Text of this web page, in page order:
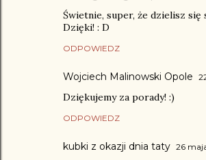
Świetnie, super, że dzielisz się
Dzięki! : D
ODPOWIEDZ
Wojciech Malinowski Opole
Dziękujemy za porady! :)
ODPOWIEDZ
kubki z okazji dnia taty 26